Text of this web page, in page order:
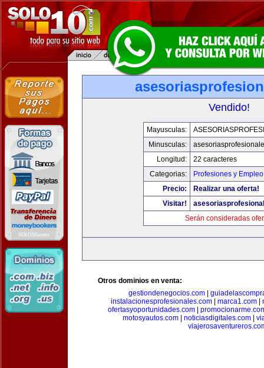
Vendido!
Mayusculas:
Minusculas:
Longitud:
22 caracteres
Categorias:
Profesiones y Empleo
Precio:
Realizar una oferta!
Visitar!
Serán consideradas
Otros dominios en venta:
gestiondenegocios.com
instalacionesprofesionales.com| marca1.com|
ofertasyoportunidades.com
motosyautos.com
noticiasdigitales.com